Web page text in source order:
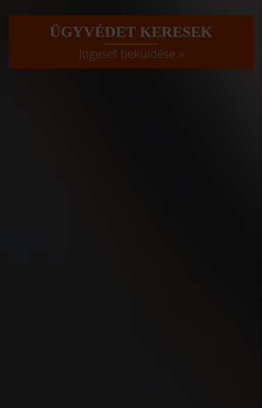
ÜGYVÉDET KERESEK
Jogeset beküldése »